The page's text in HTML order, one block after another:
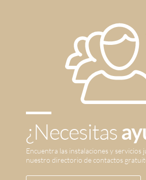
¿Necesitas
Encuentra las instalaciones y servicios
nuestro directorio de contactos